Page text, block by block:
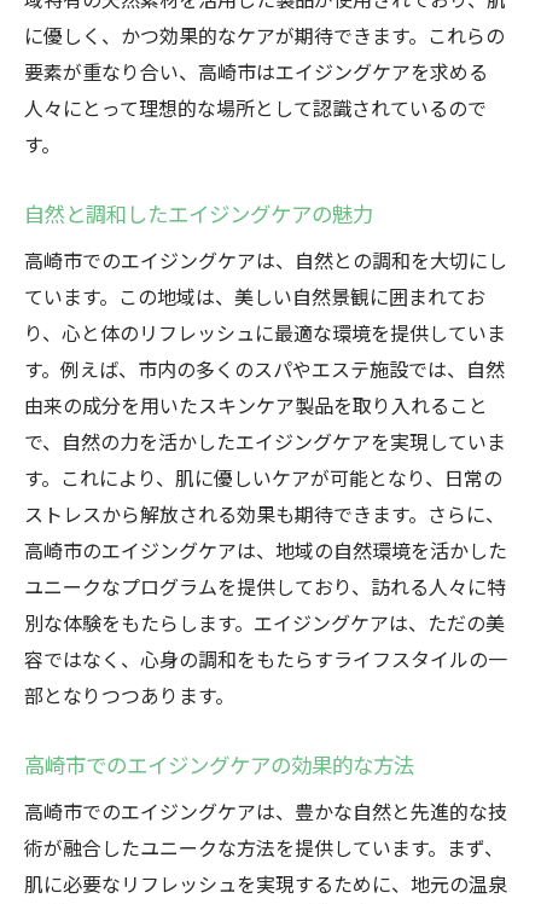
イジングケア
高崎市の自然と調和したエイジングケア体験
自然の中で楽しむ高崎市のエイジングケア
ット
高崎市の自然とエイジングケアの関係
エイジングケア体験を豊かにする高崎市の
自然
高崎市で自然と一体となるエイジングケア
専門家が教える高崎市での最先端エイジングケ
ア術
高崎市のエイジングケア専門家が教える秘
最先端技術を駆使した高崎市のエイジング
ケア
専門家の視点で見る高崎市のエイジングケ
ア
効率的なエイジングケアのための専門家の
アドバイス
高崎市での専門家のエイジングケアに関す
る提案
に優しく、かつ効果的なケアが期待できます。これらの
要素が重なり合い、高崎市はエイジングケアを求める
人々にとって理想的な場所として認識されているので
す。
自然と調和したエイジングケアの魅力
高崎市でのエイジングケアは、自然との調和を大切にし
ています。この地域は、美しい自然景観に囲まれてお
り、心と体のリフレッシュに最適な環境を提供していま
す。例えば、市内の多くのスパやエステ施設では、自然
由来の成分を用いたスキンケア製品を取り入れること
で、自然の力を活かしたエイジングケアを実現していま
す。これにより、肌に優しいケアが可能となり、日常の
ストレスから解放される効果も期待できます。さらに、
高崎市のエイジングケアは、地域の自然環境を活かした
ユニークなプログラムを提供しており、訪れる人々に特
別な体験をもたらします。エイジングケアは、ただの美
容ではなく、心身の調和をもたらすライフスタイルの一
部となりつつあります。
高崎市でのエイジングケアの効果的な方法
高崎市でのエイジングケアは、豊かな自然と先進的な技
術が融合したユニークな方法を提供しています。まず、
肌に必要なリフレッシュを実現するために、地元の温泉